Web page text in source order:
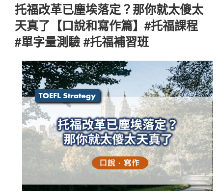
托福改革已塵埃落定？那你就太傻太
天真了【口說和寫作篇】#托福課程
#單字量測驗 #托福補習班